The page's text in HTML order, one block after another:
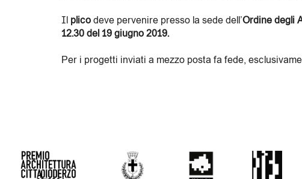
Il plico deve pervenire presso la sede dell’Ordine degli
12.30 del 19 giugno 2019.
Per i progetti inviati a mezzo posta fa fede,